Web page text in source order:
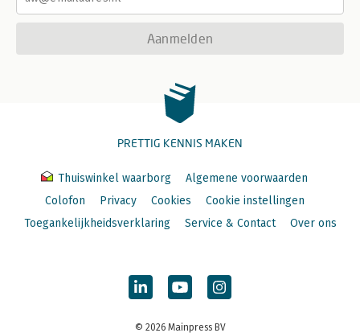
Aanmelden
PRETTIG KENNIS MAKEN
Thuiswinkel waarborg
Algemene voorwaarden
Colofon
Privacy Cookies
Cookie instellingen
Toegankelijkheidsverklaring
Service & Contact Over ons
© 2026 Mainpress BV